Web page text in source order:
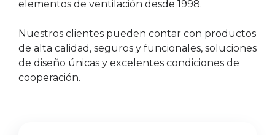
elementos de ventilación desde 1998.
Nuestros clientes pueden contar con productos
de alta calidad, seguros y funcionales, soluciones
de diseño únicas y excelentes condiciones de
cooperación.